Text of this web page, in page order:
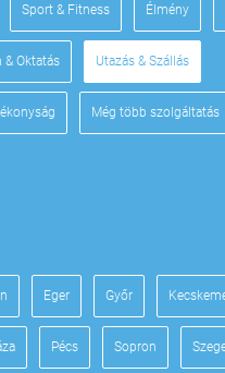
Sport & Fitness Élmény
& Oktatás Utazás & Szállás
Még több szolgáltatás
Eger Győr
Pécs Sopron